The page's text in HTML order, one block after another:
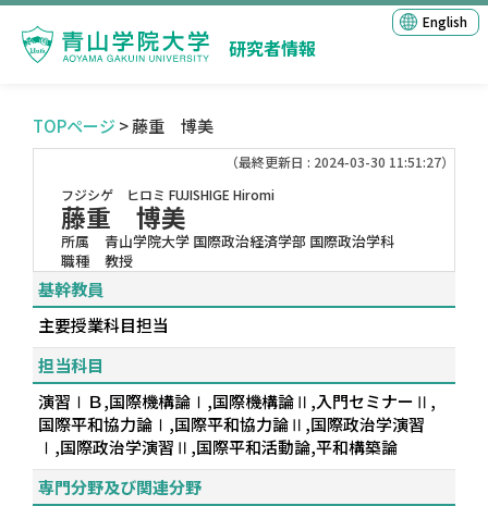
研究者情報
English
TOPページ > 藤重 博美
（最終更新日 : 2024-03-30 11:51:27）
フジシゲ ヒロミ FUJISHIGE Hiromi
藤重 博美
所属
青山学院大学 国際政治経済学部 国際政治学科
職種
教授
基幹教員
主要授業科目担当
担当科目
演習ⅠＢ,国際機構論Ⅰ,国際機構論Ⅱ,入門セミナーⅡ,
国際平和協力論Ⅰ,国際平和協力論Ⅱ,国際政治学演習
Ⅰ,国際政治学演習Ⅱ,国際平和活動論,平和構築論
専門分野及び関連分野